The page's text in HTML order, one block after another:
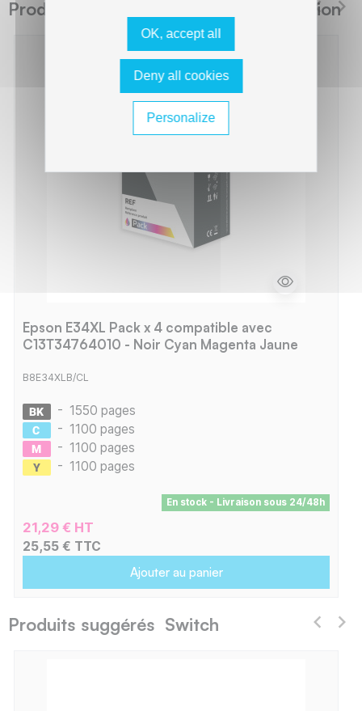
Produits suggérés The Premium Solution
Epson E34XL Pack x 4 compatible avec
C13T34764010 - Noir Cyan Magenta Jaune
B8E34XLB/CL
- 1550 pages
- 1100 pages
- 1100 pages
- 1100 pages
En stock - Livraison sous 24/48h
21,29 € HT
25,55 € TTC
Ajouter au panier
Produits suggérés Switch
OK, accept all
Deny all cookies
Personalize